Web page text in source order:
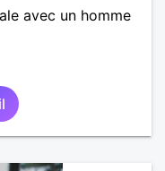
avec un homme